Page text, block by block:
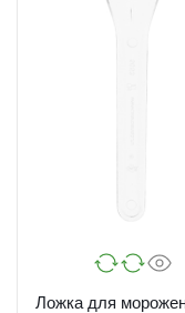
Ложка для